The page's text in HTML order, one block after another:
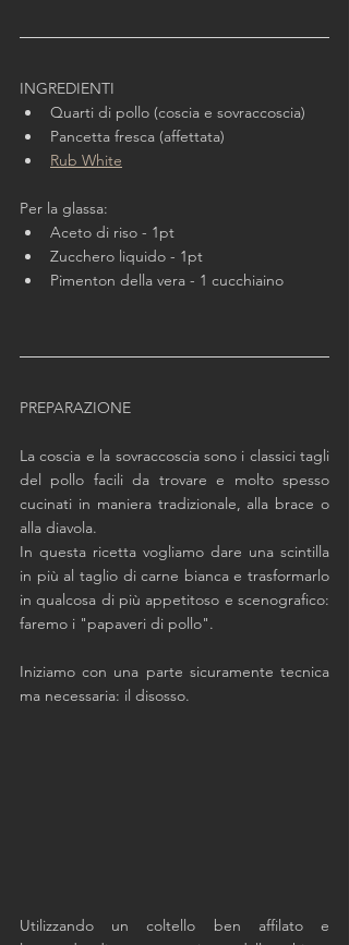
INGREDIENTI
Quarti di pollo (coscia e sovraccoscia)
Pancetta fresca (affettata)
Rub White
Per la glassa:
Aceto di riso - 1pt
Zucchero liquido - 1pt
Pimenton della vera - 1 cucchiaino
PREPARAZIONE
La coscia e la sovraccoscia sono i classici tagli
del pollo facili da trovare e molto spesso
cucinati in maniera tradizionale, alla brace o
alla diavola.
In questa ricetta vogliamo dare una scintilla
in più al taglio di carne bianca e trasformarlo
in qualcosa di più appetitoso e scenografico:
faremo i "papaveri di pollo".
Iniziamo con una parte sicuramente tecnica
ma necessaria: il disosso.
Utilizzando un coltello ben affilato e